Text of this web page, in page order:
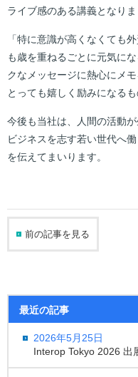
ライブ感のある講義となりま
「特に意識が高くなくても
も歳を重ねるごとに元気に
クなメッセージに熱心にメ
とっても嬉しく励みになるも
今後も当社は、人間の活動
ビジネスを志す若い世代へ
を伝えてまいります。
前の記事を見る
最近の記事
2026年5月25日
Interop Tokyo 2026 出